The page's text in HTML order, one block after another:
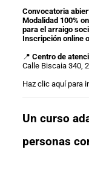
Convocatoria
Modalidad 100%
para el arraigo
Inscripción online
📍 Centro de
Calle Biscaia 340,
Haz clic aquí para
Un curso
personas